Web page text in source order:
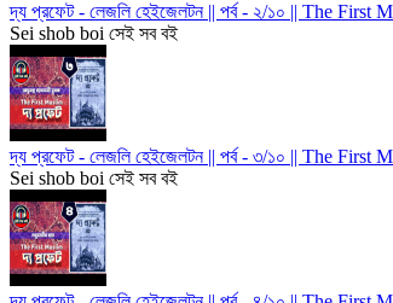
দ্য প্রফেট - লেজলি হেইজেলটন || পর্ব - ২/১০ || The
Sei shob boi সেই সব বই
দ্য প্রফেট - লেজলি হেইজেলটন || পর্ব - ৩/১০ || The
Sei shob boi সেই সব বই